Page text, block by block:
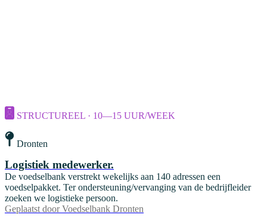
STRUCTUREEL · 10—15 UUR/WEEK
Dronten
Logistiek medewerker.
De voedselbank verstrekt wekelijks aan 140 adressen een
voedselpakket. Ter ondersteuning/vervanging van de bedrijfleider
zoeken we logistieke persoon.
Geplaatst door Voedselbank Dronten